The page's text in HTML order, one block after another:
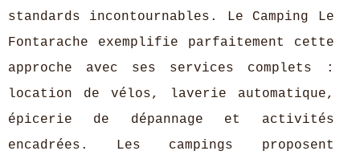
standards incontournables. Le Camping Le
Fontarache exemplifie parfaitement cette
approche avec ses services complets :
location de vélos, laverie automatique,
épicerie de dépannage et activités
encadrées. Les campings proposent